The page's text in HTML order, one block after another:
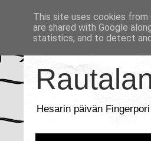
Hesarin päivän
This site uses cookies
are shared with Google
statistics, and to detect